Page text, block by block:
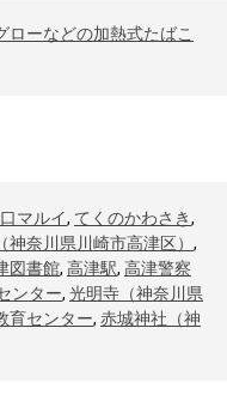
ローなどの加熱式たばこ
マルイ, てくのかわさき,
神奈川県川崎市高津区） ,
図書館, 高津駅, 高津警察
ンター, 光明寺（神奈川県
育センター, 赤城神社（神